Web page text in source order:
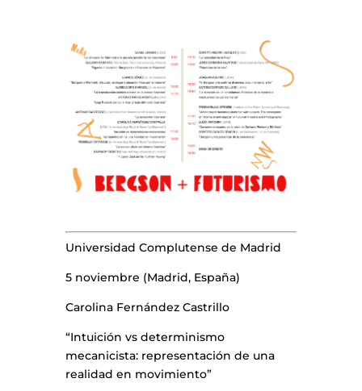
Universidad Complutense de Madrid
5 noviembre (Madrid, España)
Carolina Fernández Castrillo
“Intuición vs determinismo
mecanicista: representación de una
realidad en movimiento”